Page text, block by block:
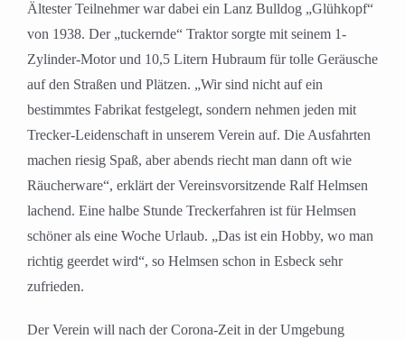
Ältester Teilnehmer war dabei ein Lanz Bulldog „Glühkopf“
von 1938. Der „tuckernde“ Traktor sorgte mit seinem 1-
Zylinder-Motor und 10,5 Litern Hubraum für tolle Geräusche
auf den Straßen und Plätzen. „Wir sind nicht auf ein
bestimmtes Fabrikat festgelegt, sondern nehmen jeden mit
Trecker-Leidenschaft in unserem Verein auf. Die Ausfahrten
machen riesig Spaß, aber abends riecht man dann oft wie
Räucherware“, erklärt der Vereinsvorsitzende Ralf Helmsen
lachend. Eine halbe Stunde Treckerfahren ist für Helmsen
schöner als eine Woche Urlaub. „Das ist ein Hobby, wo man
richtig geerdet wird“, so Helmsen schon in Esbeck sehr
zufrieden.
Der Verein will nach der Corona-Zeit in der Umgebung